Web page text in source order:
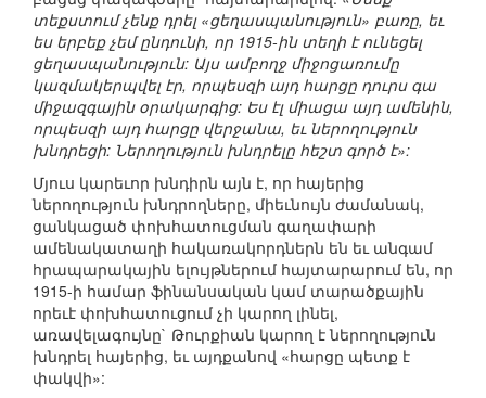
տեքստում չենք դրել «ցեղասպանություն» բառը, եւ
ես երբեք չեմ ընդունի, որ 1915-ին տեղի է ունեցել
ցեղասպանություն: Այս ամբողջ միջոցառումը
կազմակերպվել էր, որպեսզի այդ հարցը դուրս գա
միջազգային օրակարգից: Ես էլ միացա այդ ամենին,
որպեսզի այդ հարցը վերջանա, եւ ներողություն
խնդրեցի: Ներողություն խնդրելը հեշտ գործ է»:
Մյուս կարեւոր խնդիրն այն է, որ հայերից
ներողություն խնդրողները, միեւնույն ժամանակ,
ցանկացած փոխհատուցման գաղափարի
ամենակատաղի հակառակորդներն են եւ անգամ
հրապարակային ելույթներում հայտարարում են, որ
1915-ի համար ֆինանսական կամ տարածքային
որեւէ փոխհատուցում չի կարող լինել,
առավելագույնը` Թուրքիան կարող է ներողություն
խնդրել հայերից, եւ այդքանով «հարցը պետք է
փակվի»: